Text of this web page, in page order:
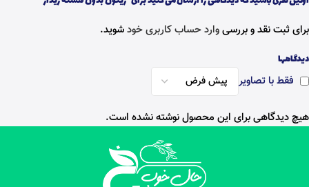
دیدگاهها
فقط با تصاویر
هیچ دیدگاهی برای این محصول نوشته نشده است.
برای ثبت نقد و بررسیوارد حساب کاربری خودشوید.